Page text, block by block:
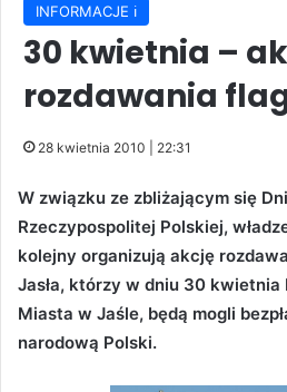
INFORMACJE ℹ️
30 kwietnia –
rozdawania
28 kwietnia 2010 | 22:31
W związku ze zbliżającym się
Rzeczypospolitej Polskiej,
kolejny organizują akcję
Jasła, którzy w dniu 30 kwietnia
Miasta w Jaśle, będą mogli
narodową Polski.